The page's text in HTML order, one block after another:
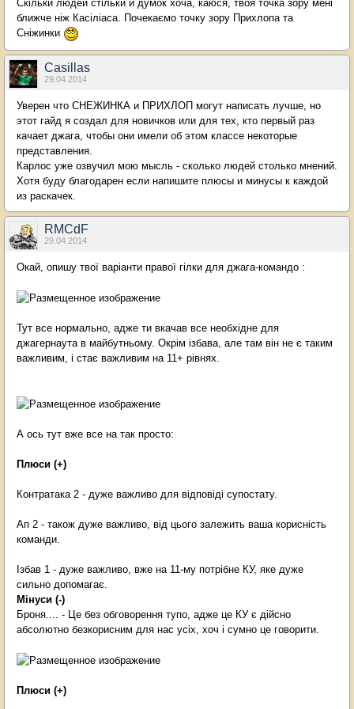
Скільки людей стільки й думок хоча, каюся, твоя точка зору мені
ближче ніж Касіліаса. Почекаємо точку зору Прихлопа та
Сніжинки
Casillas
29.04.2014
Уверен что СНЕЖИНКА и ПРИХЛОП могут написать лучше, но
этот гайд я создал для новичков или для тех, кто первый раз
качает джага, чтобы они имели об этом классе некоторые
представления.
Карлос уже озвучил мою мысль - сколько людей столько мнений.
Хотя буду благодарен если напишите плюсы и минусы к каждой
из раскачек.
RMCdF
29.04.2014
Окай, опишу твої варіанти правої гілки для джага-командо :
Тут все нормально, адже ти вкачав все необхідне для
джагернаута в майбутньому. Окрім ізбава, але там він не є таким
важливим, і стає важливим на 11+ рівнях.
А ось тут вже все на так просто:
Плюси (+)
Контратака 2 - дуже важливо для відповіді супостату.
Ап 2 - також дуже важливо, від цього залежить ваша корисність
команди.
Ізбав 1 - дуже важливо, вже на 11-му потрібне КУ, яке дуже
сильно допомагає.
Мінуси (-)
Броня.... - Це без обговорення тупо, адже це КУ є дійсно
абсолютно безкорисним для нас усіх, хоч і сумно це говорити.
Плюси (+)